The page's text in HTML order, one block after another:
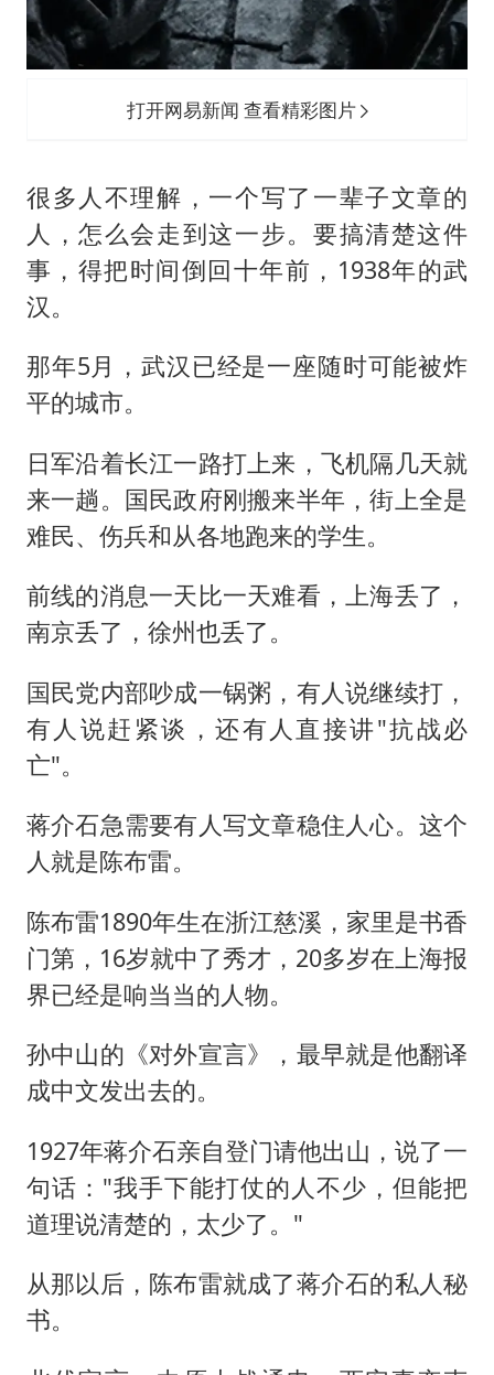
打开网易新闻 查看精彩图片
很多人不理解，一个写了一辈子文章的
人，怎么会走到这一步。要搞清楚这件
事，得把时间倒回十年前，1938年的武
汉。
那年5月，武汉已经是一座随时可能被炸
平的城市。
日军沿着长江一路打上来，飞机隔几天就
来一趟。国民政府刚搬来半年，街上全是
难民、伤兵和从各地跑来的学生。
前线的消息一天比一天难看，上海丢了，
南京丢了，徐州也丢了。
国民党内部吵成一锅粥，有人说继续打，
有人说赶紧谈，还有人直接讲"抗战必
亡"。
蒋介石急需要有人写文章稳住人心。这个
人就是陈布雷。
陈布雷1890年生在浙江慈溪，家里是书香
门第，16岁就中了秀才，20多岁在上海报
界已经是响当当的人物。
孙中山的《对外宣言》，最早就是他翻译
成中文发出去的。
1927年蒋介石亲自登门请他出山，说了一
句话："我手下能打仗的人不少，但能把
道理说清楚的，太少了。"
从那以后，陈布雷就成了蒋介石的私人秘
书。